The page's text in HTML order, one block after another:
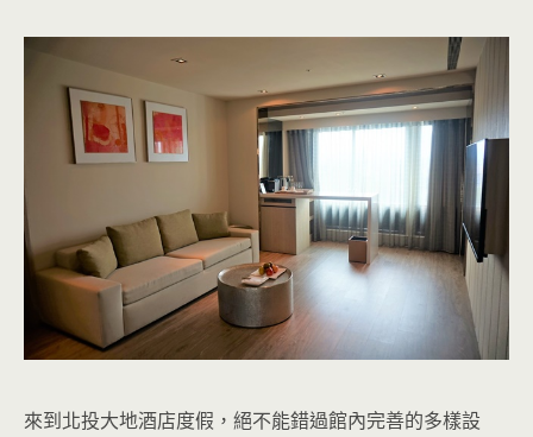
來到北投大地酒店度假，絕不能錯過館內完善的多樣設